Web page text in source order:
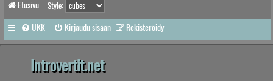
Etusivu Style:
UKK Kirjaudu sisään Rekisteröidy
Introvertit.net